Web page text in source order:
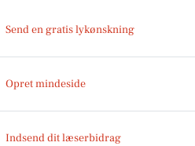
Send en gratis lykønskning
Opret mindeside
Indsend dit læserbidrag